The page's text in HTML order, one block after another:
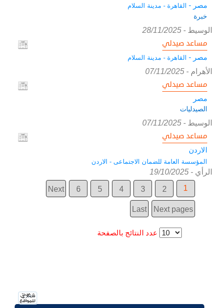
مصر - القاهرة - مدينة السلام
خبرة
الوسيط -
28/11/2025
مساعد صيدلي
مصر - القاهرة - مدينة السلام
الأهرام -
07/11/2025
مساعد صيدلي
مصر
الصيدليات
الوسيط -
07/11/2025
مساعد صيدلي
الاردن
المؤسسة العامة للضمان الاجتماعى - الاردن
الرأي -
19/10/2025
1
2
3
4
5
6
Next
Next pages
Last
عدد النتائج بالصفحة